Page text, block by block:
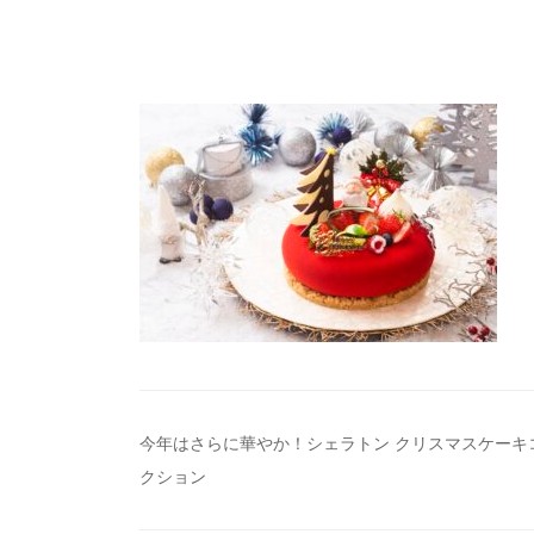
投
稿
今年はさらに華やか！シェラトン クリスマスケーキ
クション